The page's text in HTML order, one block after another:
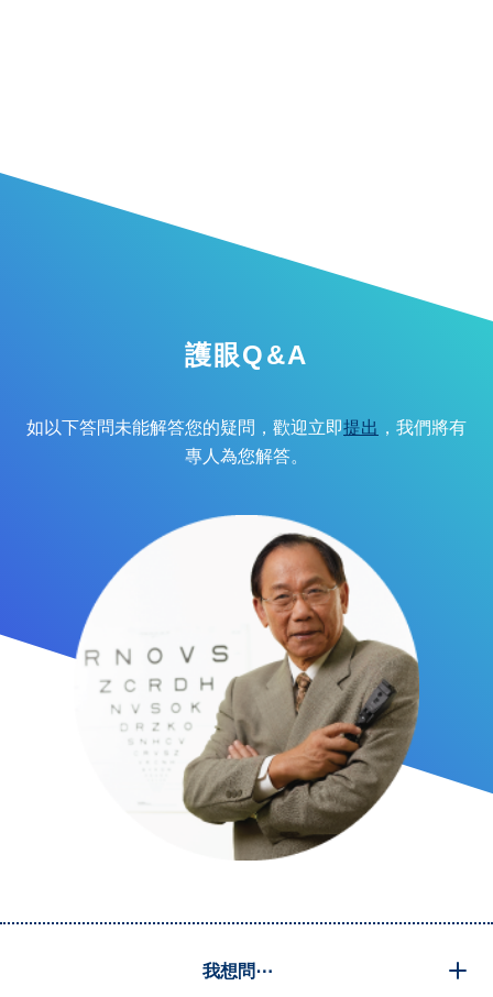
護眼Q&A
如以下答問未能解答您的疑問，歡迎立即提出 ，我們將有
專人為您解答。
我想問⋯